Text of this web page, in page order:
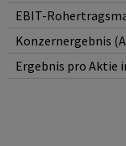
EBIT-
Konzernergebnis
Ergebnis pro Aktie